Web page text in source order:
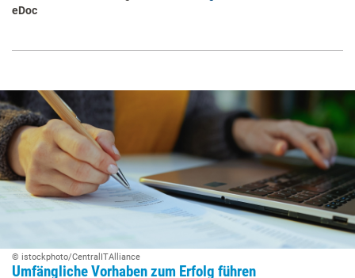
eDoc
© istockphoto/CentralITAlliance
Umfängliche Vorhaben zum Erfolg führen